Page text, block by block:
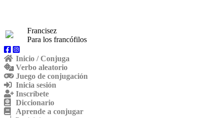
Francisez
Para los francófilos
Inicio / Conjuga
Verbo aleatorio
Juego de conjugación
Inicia sesión
Inscríbete
Diccionario
Aprende a conjugar